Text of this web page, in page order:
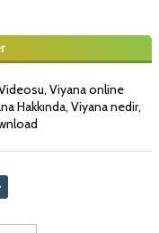
Viyana online
Hakkında, Viyana nedir,